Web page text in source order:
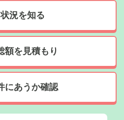
況を知る
額を見積もり
にあうか確認